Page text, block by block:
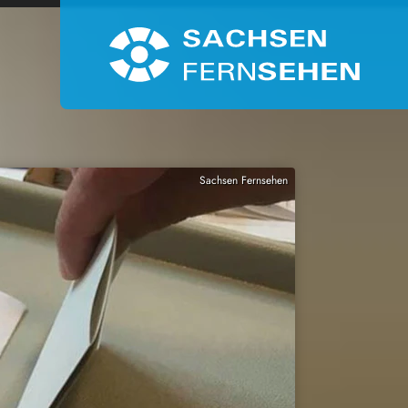
Sachsen Fernsehen